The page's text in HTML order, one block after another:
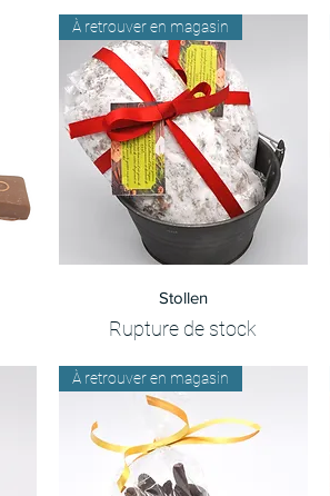
Aperçu rapide
À retrouver en magasin
Stollen
Rupture de stock
À retrouver en magasin